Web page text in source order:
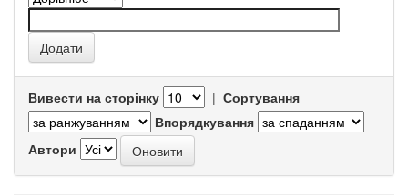
Вивести на сторінку | Сортування
Впорядкування
Автори